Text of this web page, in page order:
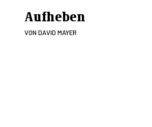
Aufheben
VON DAVID MAYER